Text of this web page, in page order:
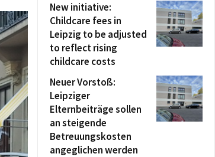
New initiative:
Childcare fees in
Leipzig to be adjusted
to reflect rising
childcare costs
Neuer Vorstoß:
Leipziger
Elternbeiträge sollen
an steigende
Betreuungskosten
angeglichen werden